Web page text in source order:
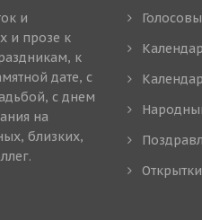
и
и прозе к
к
дате, с
с днем
на
близких,